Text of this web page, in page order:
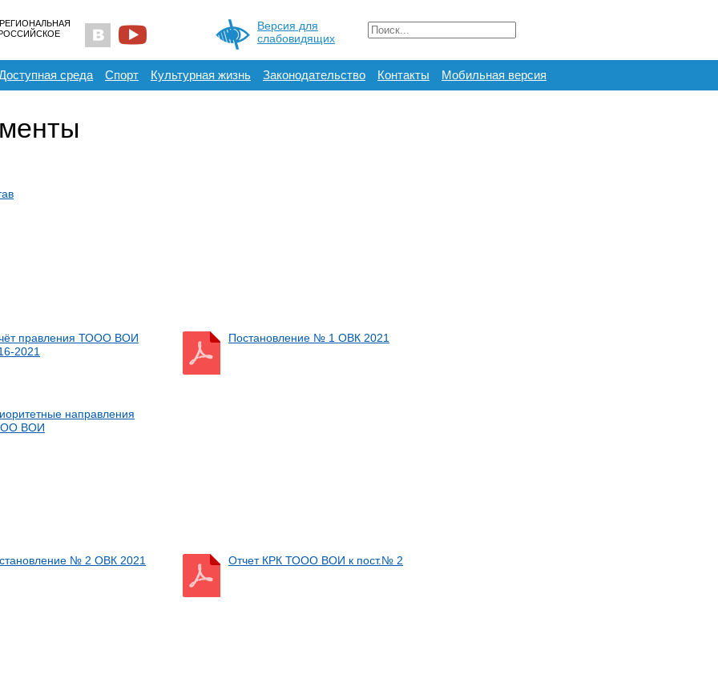
Версия для
слабовидящих
среда Спорт Культурная жизнь Законодательство Контакты Мобильная версия
правления ТООО ВОИ
2021
Постановление № 1 ОВК 2021
направления
ВОИ
№ 2 ОВК 2021 Отчет КРК ТООО ВОИ к пост.№ 2